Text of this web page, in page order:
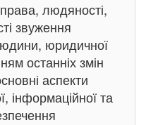
людяності,
звуження
юридичної
останніх змін
аспекти
інформаційної та